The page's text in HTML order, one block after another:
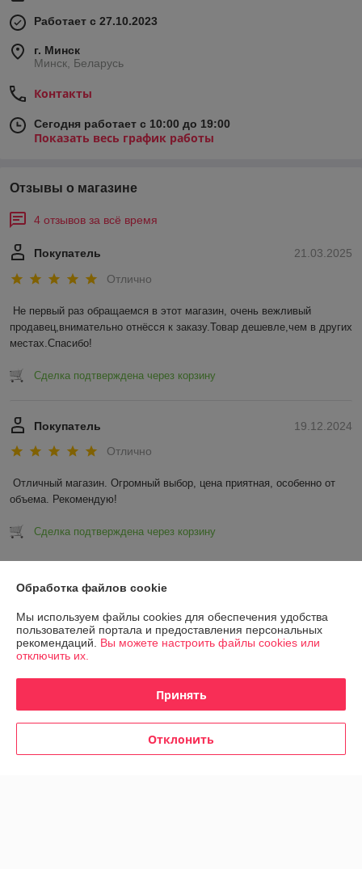
Работает с 27.10.2023
г. Минск
Минск, Беларусь
Контакты
Сегодня работает с 10:00 до 19:00
Показать весь график работы
Отзывы о магазине
4 отзывов за всё время
21.03.2025
Покупатель
Отлично
Не первый раз обращаемся в этот магазин, очень вежливый
продавец,внимательно отнёсся к заказу.Товар дешевле,чем в других
местах.Спасибо!
Сделка подтверждена через корзину
19.12.2024
Покупатель
Отлично
Отличный магазин. Огромный выбор, цена приятная, особенно от
объема. Рекомендую!
Сделка подтверждена через корзину
О нас
Контакты
Обработка файлов cookie
Мы используем файлы cookies для обеспечения удобства
пользователей портала и предоставления персональных
рекомендаций. Вы можете настроить файлы cookies или
отключить их.
Принять
Отклонить